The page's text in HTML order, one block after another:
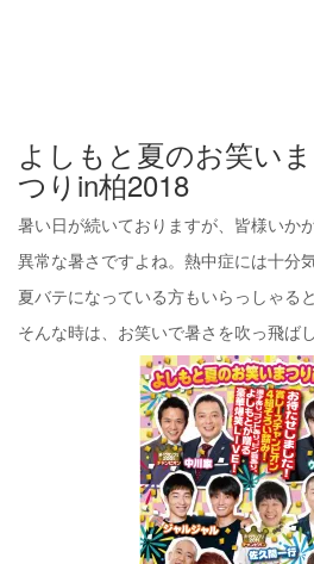
よしもと夏のお笑いま
つりin柏2018
暑い日が続いておりますが、皆様いか
異常な暑さですよね。熱中症には十分
夏バテになっている方もいらっしゃる
そんな時は、お笑いで暑さを吹っ飛ば